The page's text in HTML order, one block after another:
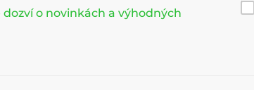
o novinkách a výhodných